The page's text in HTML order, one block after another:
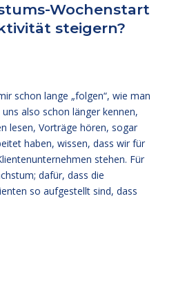
Wochenstart
steigern?
schon lange „folgen“, wie man
also schon länger kennen,
lesen, Vorträge hören, sogar
haben, wissen, dass wir für
stehen. Für
dafür, dass die
so aufgestellt sind, dass